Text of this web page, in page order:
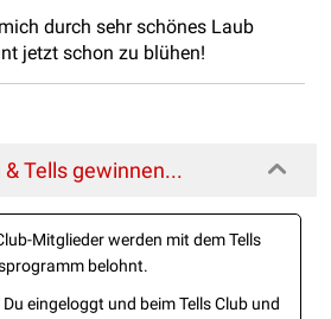
durch sehr schönes Laub
jetzt schon zu blühen!
Tells gewinnen...
Mitglieder werden mit dem Tells
belohnt.
Du eingeloggt und beim Tells Club und